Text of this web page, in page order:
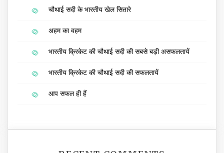
चौथाई सदी के भारतीय खेल सितारे
अहम का वहम
भारतीय क्रिकेट की चौथाई सदी की सबसे बड़ी असफलतायें
भारतीय क्रिकेट की चौथाई सदी की सफलतायें
आप सफल ही हैं